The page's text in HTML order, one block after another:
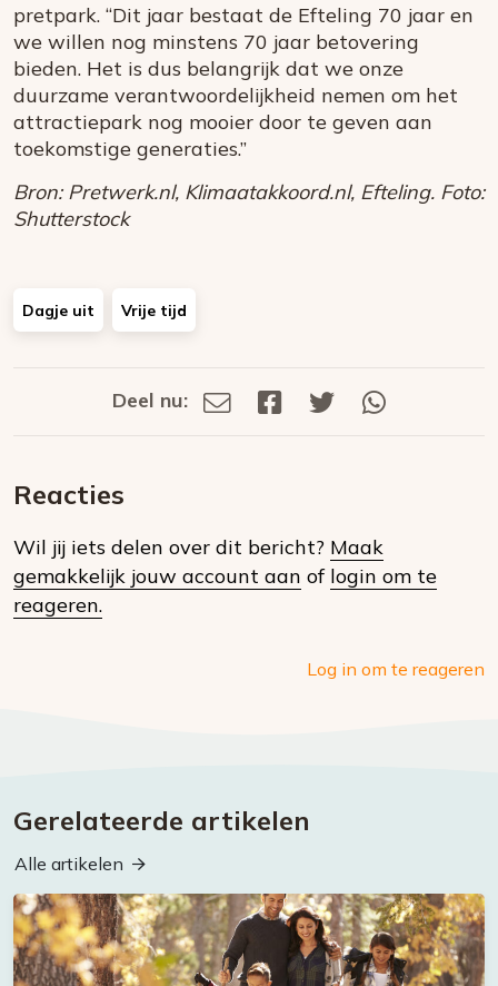
pretpark. “Dit jaar bestaat de Efteling 70 jaar en
we willen nog minstens 70 jaar betovering
bieden. Het is dus belangrijk dat we onze
duurzame verantwoordelijkheid nemen om het
attractiepark nog mooier door te geven aan
toekomstige generaties.”
Bron: Pretwerk.nl, Klimaatakkoord.nl, Efteling. Foto:
Shutterstock
Dagje uit Vrije tijd
Deel
social
Deel nu:
Deel
Deel
Deel
Reacties
Wil jij iets delen over dit bericht? Maak
gemakkelijk jouw account aan of login om te
reageren.
Log in om te reageren
Gerelateerde artikelen
Alle artikelen